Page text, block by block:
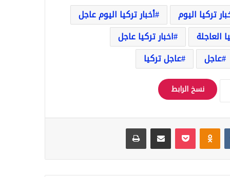
تركيا اليوم
أخبار تركيا اليوم عاجل
العاجلة
اخبار تركيا عاجل
عاجل عاجل تركيا
نسخ الرابط
Odnoklassniki
‫Pocket مشاركة عبر البريد طباعة